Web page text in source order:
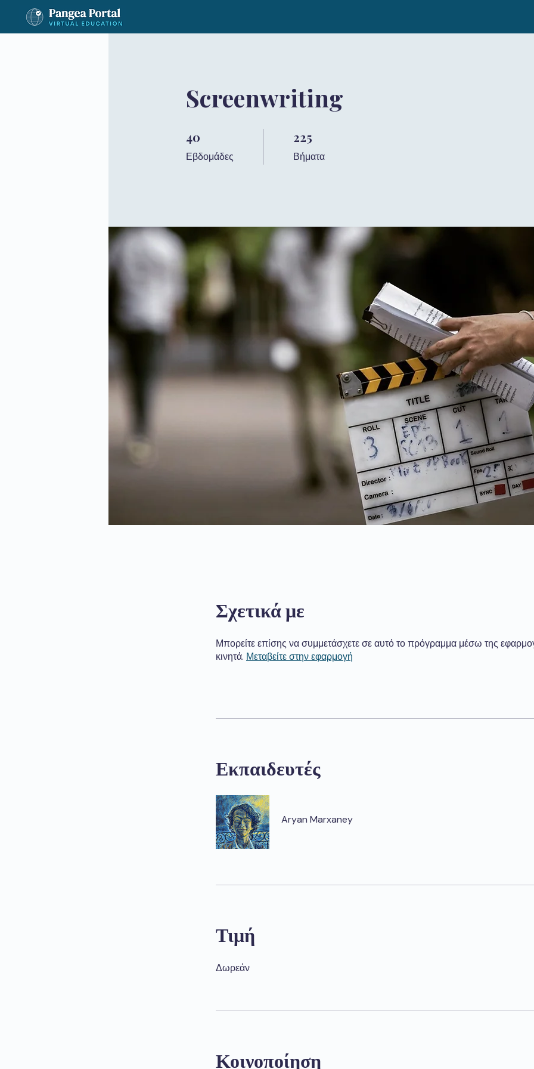
Screenwriting
40
Εβδομάδες
225
Βήματα
Σχετικά με
Μπορείτε επίσης να συμμετάσχετε σε αυτό το πρόγραμμα μέσω της
κινητά. Μεταβείτε στην εφαρμογή
Εκπαιδευτές
Aryan Marxaney
Τιμή
Δωρεάν
Κοινοποίηση